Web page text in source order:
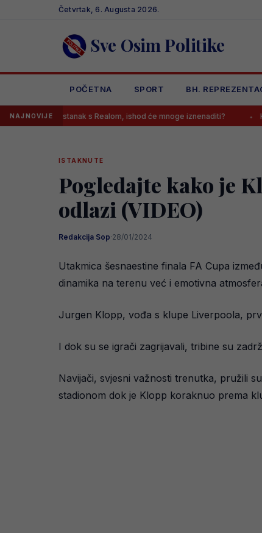
Četvrtak, 6. Augusta 2026.
Sve Osim Politike
POČETNA SPORT BH.
NAJNOVIJE
sastanak s Realom, ishod će mnoge iznenaditi? Kontroverzni
ISTAKNUTE
Pogledajte kako je
odlazi (VIDEO)
Redakcija Sop·28/01/2024
Utakmica šesnaestine finala FA Cupa
dinamika na terenu već i emotivna
Jurgen Klopp, vođa s klupe Liverpoola,
I dok su se igrači zagrijavali, tribine su
Navijači, svjesni važnosti trenutka, pružili
stadionom dok je Klopp koraknuo prema